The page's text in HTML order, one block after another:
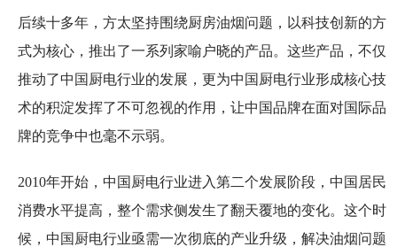
后续十多年，方太坚持围绕厨房油烟问题，以科技创新的方
式为核心，推出了一系列家喻户晓的产品。这些产品，不仅
推动了中国厨电行业的发展，更为中国厨电行业形成核心技
术的积淀发挥了不可忽视的作用，让中国品牌在面对国际品
牌的竞争中也毫不示弱。
2010年开始，中国厨电行业进入第二个发展阶段，中国居民
消费水平提高，整个需求侧发生了翻天覆地的变化。这个时
候，中国厨电行业亟需一次彻底的产业升级，解决油烟问题